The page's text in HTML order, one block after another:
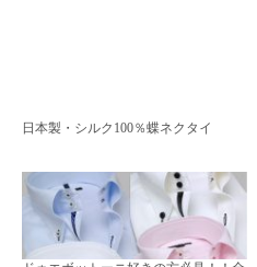
日本製・シルク100％蝶ネクタイ